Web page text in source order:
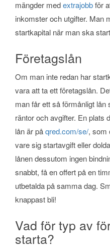
mängder medextrajobbför
inkomster och utgifter. Man
startkapital när man ska
Företagslån
Om man inte redan har
vara att ta ett företagslån.
man får ett så förmånligt lån
räntor och avgifter. En plats
lån är påqred.com/se/, som
vare sig startavgift eller
lånen dessutom ingen
snabbt, få en offert på en
utbetalda på samma dag.
knappast bli!
Vad för typ av
starta?